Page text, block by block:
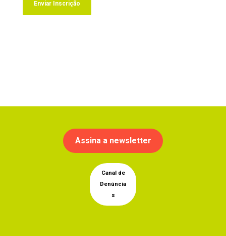
Assina a newsletter
Canal de
Denúncia
s